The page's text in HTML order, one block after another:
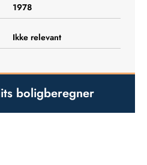
1978
Ikke relevant
boligberegner